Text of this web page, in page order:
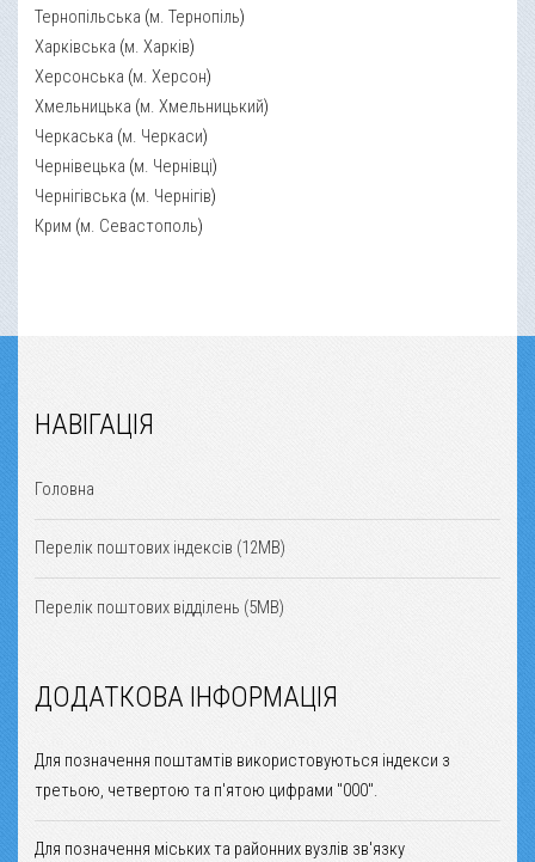
Тернопільська (м. Тернопіль)
Харківська (м. Харків)
Херсонська (м. Херсон)
Хмельницька (м. Хмельницький)
Черкаська (м. Черкаси)
Чернівецька (м. Чернівці)
Чернігівська (м. Чернігів)
Крим (м. Севастополь)
НАВІГАЦІЯ
Головна
Перелік поштових індексів (12MB)
Перелік поштових відділень (5MB)
ДОДАТКОВА ІНФОРМАЦІЯ
Для позначення поштамтів використовуються індекси з
третьою, четвертою та п'ятою цифрами "000".
Для позначення міських та районних вузлів зв'язку